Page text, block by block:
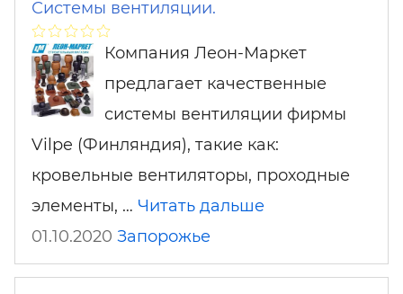
Системы вентиляции.
Компания Леон-Маркет
предлагает качественные
системы вентиляции фирмы
Vilpe (Финляндия), такие как:
кровельные вентиляторы, проходные
элементы, … Читать дальше
01.10.2020 Запорожье